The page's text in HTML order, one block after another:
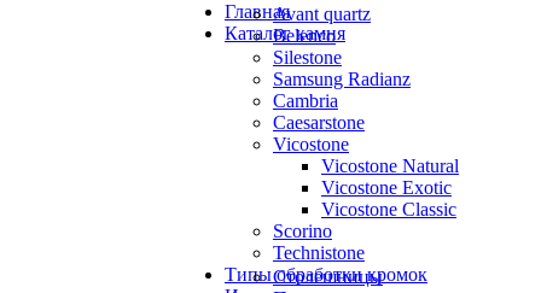
Главная
Каталог камня
Avant quartz
Belenco
Silestone
Samsung Radianz
Сambria
Сaesarstone
Vicostone
Vicostone Natural
Vicostone Exotic
Vicostone Classic
Scorino
Technistone
Типы обработки кромок
Столешницы